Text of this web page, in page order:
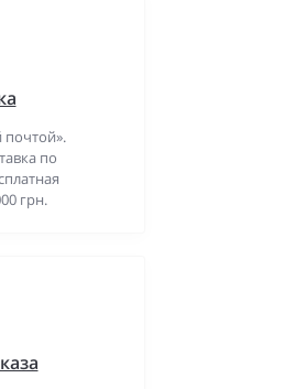
почтой».
по
грн.